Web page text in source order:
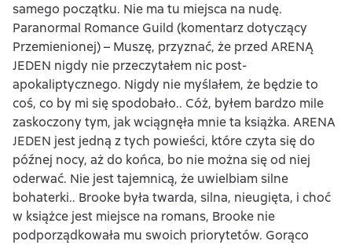
samego początku. Nie ma tu miejsca na nudę.
Paranormal Romance Guild (komentarz dotyczący
Przemienionej) – Muszę, przyznać, że przed ARENĄ
JEDEN nigdy nie przeczytałem nic post-
apokaliptycznego. Nigdy nie myślałem, że będzie to
coś, co by mi się spodobało.. Cóż, byłem bardzo mile
zaskoczony tym, jak wciągnęła mnie ta książka. ARENA
JEDEN jest jedną z tych powieści, które czyta się do
późnej nocy, aż do końca, bo nie można się od niej
oderwać. Nie jest tajemnicą, że uwielbiam silne
bohaterki.. Brooke była twarda, silna, nieugięta, i choć
w książce jest miejsce na romans, Brooke nie
podporządkowała mu swoich priorytetów. Gorąco